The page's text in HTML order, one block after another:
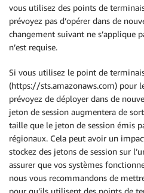
vous utilisez des points de
prévoyez pas d’opérer dans de
changement suivant ne s’applique
n’est requise.
Si vous utilisez le point de
(https://sts.amazonaws.com) pour
prévoyez de déployer dans de
jeton de session augmentera de
taille que le jeton de session émis
régionaux. Cela peut avoir un
stockez des jetons de session sur
assurer que vos systèmes
nous vous recommandons de
pour qu’ils utilisent des points de